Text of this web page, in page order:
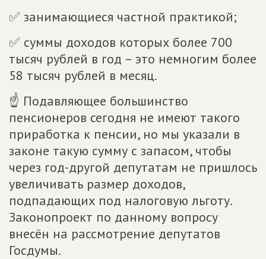
✅ занимающиеся частной практикой;
✅ суммы доходов которых более 700
тысяч рублей в год – это немногим более
58 тысяч рублей в месяц.
☝ Подавляющее большинство
пенсионеров сегодня не имеют такого
приработка к пенсии, но мы указали в
законе такую сумму с запасом, чтобы
через год-другой депутатам не пришлось
увеличивать размер доходов,
подпадающих под налоговую льготу.
Законопроект по данному вопросу
внесён на рассмотрение депутатов
Госдумы.